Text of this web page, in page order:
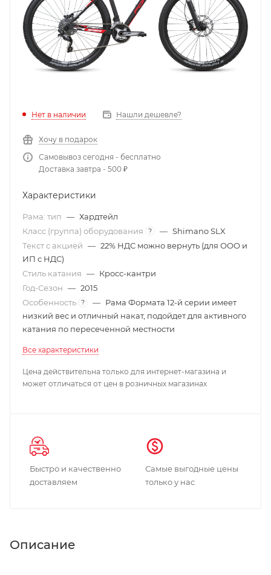
Нет в наличии Нашли дешевле?
Хочу в подарок
Самовывоз сегодня - бесплатно
Доставка завтра - 500 ₽
Характеристики
Рама: тип — Хардтейл
Класс (группа) оборудования
? — Shimano SLX
Текст с акцией — 22% НДС можно вернуть (для ООО и
ИП с НДС)
Стиль катания — Кросс-кантри
Год-Сезон — 2015
Особенность ? — Рама Формата 12-й серии имеет
низкий вес и отличный накат, подойдет для активного
катания по пересеченной местности
Все характеристики
Цена действительна только для интернет-магазина и
может отличаться от цен в розничных магазинах
Быстро и качественно
доставляем
Самые выгодные цены
только у нас
Описание